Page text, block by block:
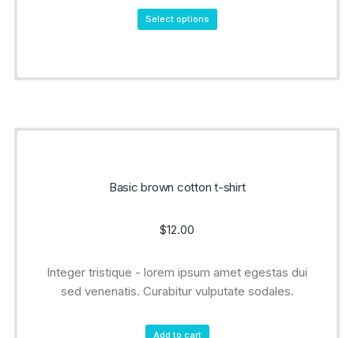
Select options
Basic brown cotton t-shirt
$12.00
Integer tristique - lorem ipsum amet egestas dui
sed venenatis. Curabitur vulputate sodales.
Add to cart